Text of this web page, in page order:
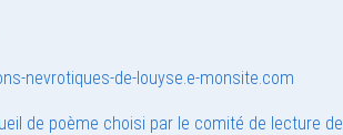
nevrotiques-de-louyse.e-monsite.com
de poème choisi par le comité de lecture